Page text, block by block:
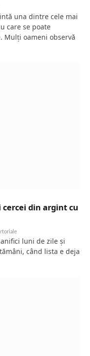
una dintre cele mai
care se poate
oameni observă
cercei din argint cu
luni de zile și
când lista e deja